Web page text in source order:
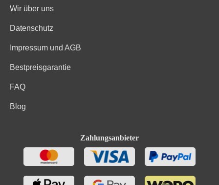
Wir über uns
Datenschutz
Impressum und AGB
Bestpreisgarantie
FAQ
Blog
Zahlungsanbieter